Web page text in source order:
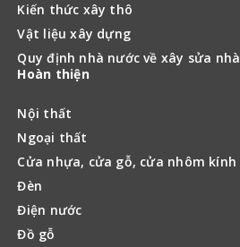
Kiến thức xây thô
Vật liệu xây dựng
Quy định nhà nước về xây sửa nhà
Hoàn thiện
Nội thất
Ngoại thất
Cửa nhựa, cửa gỗ, cửa nhôm kính
Đèn
Điện nước
Đồ gỗ